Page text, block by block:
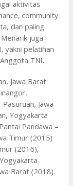
aktivitas
community
dan paling
juga
yakni pelatihan
TNI.
Jawa Barat
Jawa
Yogyakarta
Pandawa –
Timur (2015)
(2016),
Barat (2018).​